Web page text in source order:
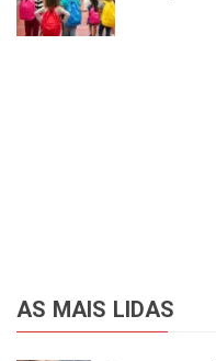
AS MAIS LIDAS